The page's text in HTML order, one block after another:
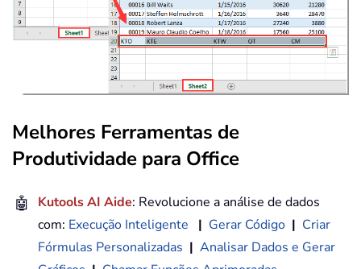
Melhores Ferramentas de
Produtividade para Office
🤖 Kutools AI Aide: Revolucione a análise de dados
com: Execução Inteligente | Gerar Código | Criar
Fórmulas Personalizadas | Analisar Dados e Gerar